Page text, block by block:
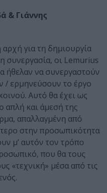
& Γιάννης
για τη δημιουργία
συνεργασία, οι Lemurius
ήθελαν να συνεργαστούν
/ ερμηνεύσουν το έργο
Αυτό θα έχει ως
απλή και άμεσή της
απαλλαγμένη από
στην προσωπικότητα
μ’ αυτόν τον τρόπο
που θα τους
«τεχνική» μέσα από τις